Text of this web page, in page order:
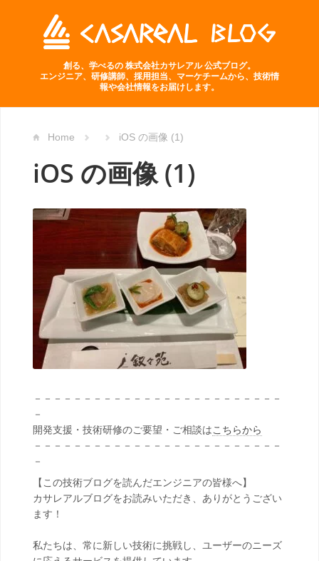
創る、学べるの 株式会社カサレアル 公式ブログ。
エンジニア、研修講師、採用担当、マーケチームから、技術情
報や会社情報をお届けします。
Home iOS の画像 (1)
iOS の画像 (1)
－－－－－－－－－－－－－－－－－－－－－－－－－
－
開発支援・技術研修のご要望・ご相談はこちらから
－－－－－－－－－－－－－－－－－－－－－－－－－
－
【この技術ブログを読んだエンジニアの皆様へ】
カサレアルブログをお読みいただき、ありがとうござい
ます！
私たちは、常に新しい技術に挑戦し、ユーザーのニーズ